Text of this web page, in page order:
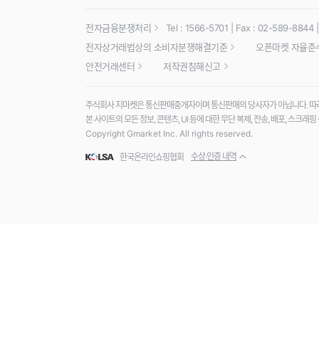
전자금융분쟁처리
Tel : 1566-5701 | Fax : 02-589-8844
전자상거래법상의 소비자분쟁해결기준
오픈마켓 자율준
안전거래센터
저작권침해신고
주식회사 지마켓은 통신판매중개자이며 통신판매의 당사자가 아닙니다.
본 사이트의 모든 정보, 콘텐츠, UI 등에 대한 무단 복제, 전송, 배포, 스크래
Copyright Gmarket Inc. All rights reserved.
한국온라인쇼핑협회 수상·인증 내역